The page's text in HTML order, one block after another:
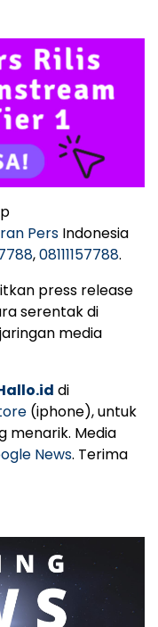
Pers Indonesia
,08111157788.
press release
serentak di
media
di
(iphone), untuk
menarik. Media
News. Terima